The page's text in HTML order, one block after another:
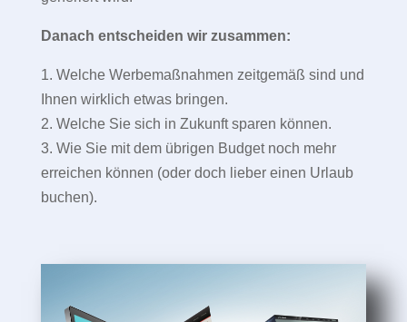
Danach entscheiden wir zusammen:
1. Welche Werbemaßnahmen zeitgemäß sind und
Ihnen wirklich etwas bringen.
2. Welche Sie sich in Zukunft sparen können.
3. Wie Sie mit dem übrigen Budget noch mehr
erreichen können (oder doch lieber einen Urlaub
buchen).